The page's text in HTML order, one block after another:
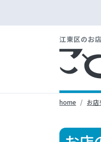
江東区のお
home お店